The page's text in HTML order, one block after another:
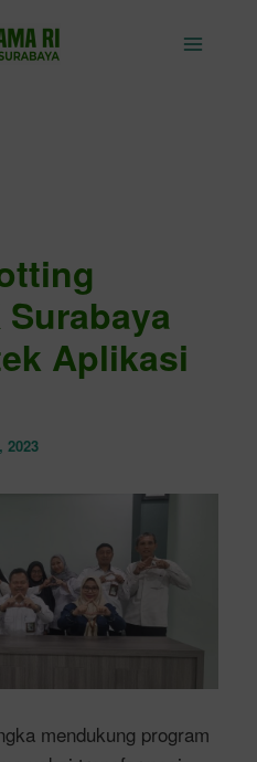
Aplikasi
2023
mendukung program